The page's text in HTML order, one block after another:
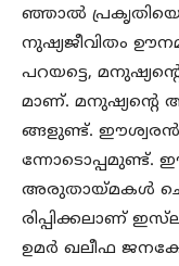
ഞ്ഞാല്‍ പ്രകൃതിയെ
നുഷ്യജീവിതം
പറയട്ടെ,
മാണ്.
ങ്ങളുണ്ട്.
ന്നോടൊപ്പമുണ്ട്.
അരുതായ്മകള്‍
രിപ്പിക്കലാണ്
ഉമര്‍ ഖലീഫ